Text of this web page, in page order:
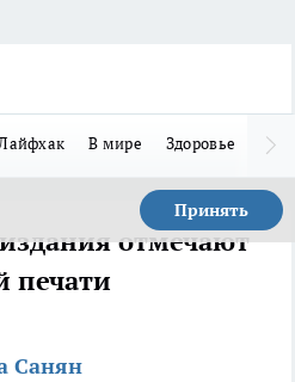
В мире Здоровье
Принять
отмечают
печати
Санян